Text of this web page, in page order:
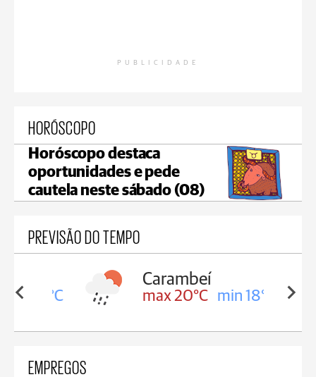
PUBLICIDADE
HORÓSCOPO
Horóscopo destaca
oportunidades e pede
cautela neste sábado (08)
PREVISÃO DO TEMPO
18°C
Carambeí
max 20°C min 18°C
EMPREGOS